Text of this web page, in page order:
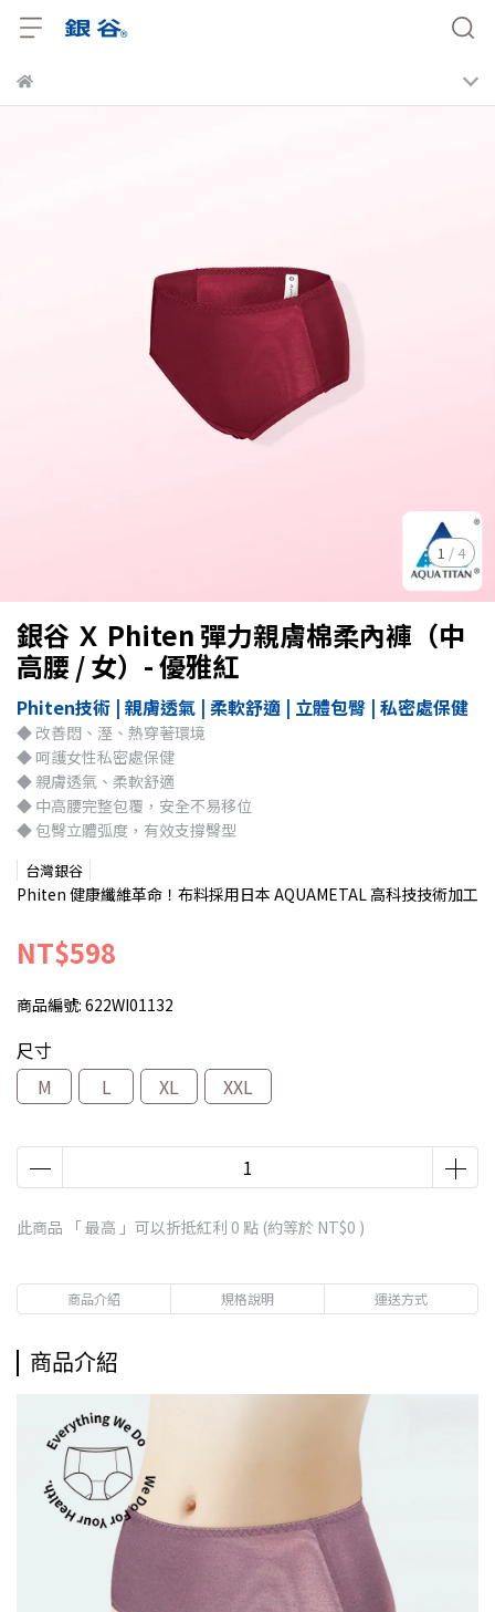
1 / 4
銀谷 Ｘ Phiten 彈力親膚棉柔內褲（中
高腰 / 女）- 優雅紅
Phiten技術 | 親膚透氣 | 柔軟舒適 | 立體包臀 | 私密處保健
◆ 改善悶、溼、熱穿著環境
◆ 呵護女性私密處保健
◆ 親膚透氣、柔軟舒適
◆ 中高腰完整包覆，安全不易移位
◆ 包臀立體弧度，有效支撐臀型
台灣銀谷
Phiten 健康纖維革命！布料採用日本 AQUAMETAL 高科技技術加工
NT$598
商品編號: 622WI01132
尺寸
M
L XL XXL
此商品 「 最高 」可以折抵紅利 0 點 (約等於 NT$0 )
商品介紹 規格說明 運送方式
商品介紹